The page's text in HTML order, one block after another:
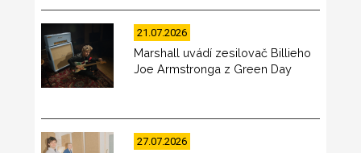
21.07.2026
Marshall uvádí zesilovač Billieho
Joe Armstronga z Green Day
27.07.2026